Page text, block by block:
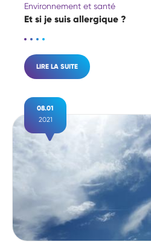
Environnement et santé
Et si je suis allergique ?
LIRE LA SUITE
08.01
2021